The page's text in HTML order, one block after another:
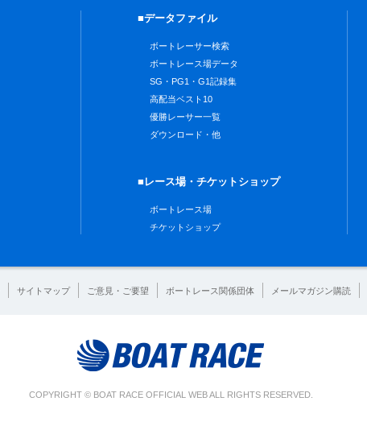
■データファイル
ボートレーサー検索
ボートレース場データ
SG・PG1・G1記録集
高配当ベスト10
優勝レーサー一覧
ダウンロード・他
■レース場・チケットショップ
ボートレース場
チケットショップ
サイトマップ ご意見・ご要望 ボートレース関係団体 メールマガジン購読
COPYRIGHT © BOAT RACE OFFICIAL WEB ALL RIGHTS RESERVED.